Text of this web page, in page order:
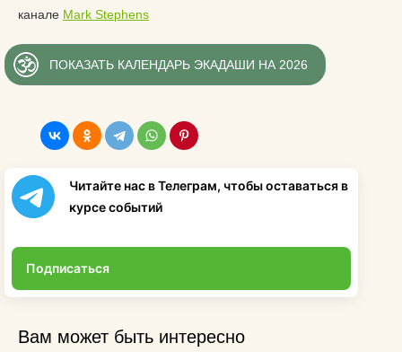
канале Mark Stephens
ПОКАЗАТЬ КАЛЕНДАРЬ ЭКАДАШИ НА 2026
Читайте нас в Телеграм, чтобы оставаться в
курсе событий
Подписаться
Вам может быть интересно